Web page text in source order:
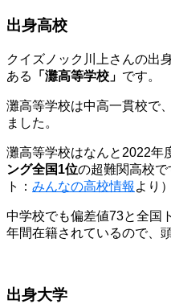
出身高校
クイズノック川上さんの出
ある
「灘高等学校」 です。
灘高等学校は中高一貫校で
ました。
灘高等学校はなんと2022年
ング全国1位の超難関高校
ト： みんなの高校情報 より）
中学校でも偏差値73と全国
年間在籍されているので、
出身大学